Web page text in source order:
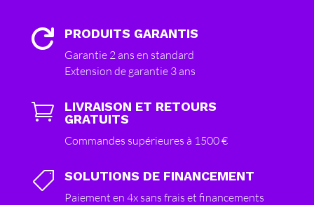
 PRODUITS GARANTIS
Garantie 2 ans en standard
Extension de garantie 3 ans

LIVRAISON ET RETOURS
GRATUITS
Commandes supérieures à 1500 €
 SOLUTIONS DE FINANCEMENT
Paiement en 4x sans frais et financements